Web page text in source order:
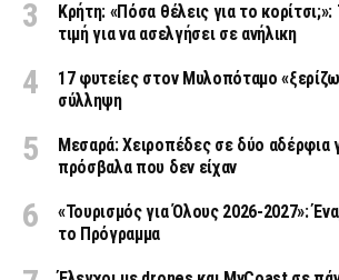
Κρήτη: «Πόσα θέλεις για το
τιμή για να ασελγήσει σε ανήλικη
17 φυτείες στον Μυλοπόταμο
σύλληψη
Μεσαρά: Χειροπέδες σε δύο αδέρφια
πρόσβαλα που δεν είχαν
«Τουρισμός για Όλους 2026-2027»:
το Πρόγραμμα